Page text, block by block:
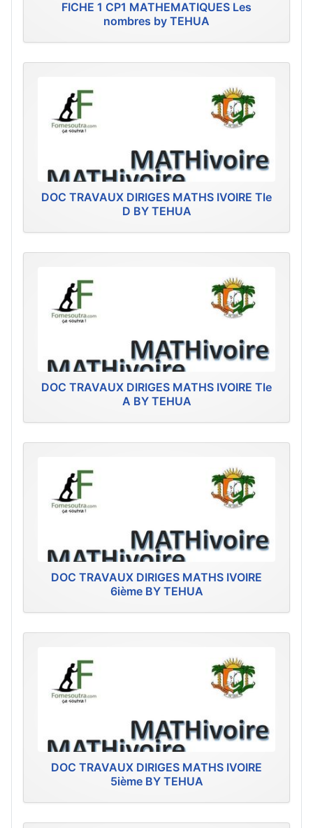
FICHE 1 CP1 MATHEMATIQUES Les
nombres by TEHUA
DOC TRAVAUX DIRIGES MATHS IVOIRE Tle
D BY TEHUA
DOC TRAVAUX DIRIGES MATHS IVOIRE Tle
A BY TEHUA
DOC TRAVAUX DIRIGES MATHS IVOIRE
6ième BY TEHUA
DOC TRAVAUX DIRIGES MATHS IVOIRE
5ième BY TEHUA